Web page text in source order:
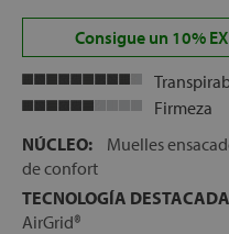
Consigue un 10%
Firmeza
NÚCLEO:
Muelles
de confort
TECNOLOGÍA
AirGrid®